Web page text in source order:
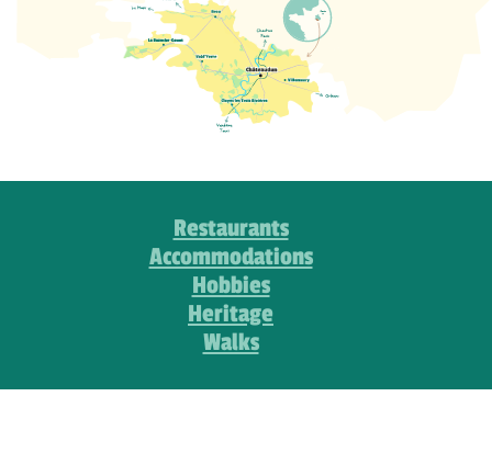
Restaurants
Accommodations
Hobbies
Heritage
Walks